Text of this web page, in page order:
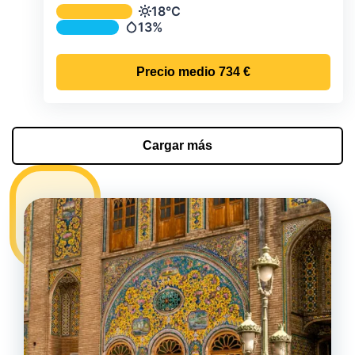
Temperatura y precipitación media
Temperatura
18°C
Precipitación
13%
Precio medio 734 €
Cargar más